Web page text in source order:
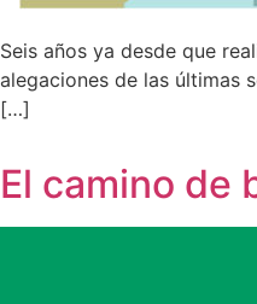
Seis años ya desde que
alegaciones de las últimas
[…]
El camino de